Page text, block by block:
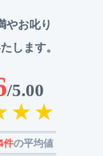
やお叱り
します。
/5.00
件の平均値